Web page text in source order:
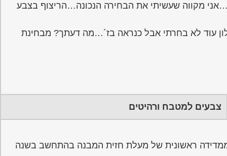
מקווה שעשיתי את הבחירה הנכונה…הריצוף בצבע
עוד לא בחרתי אבל כנראה בז´…מה דעתך? מבחינת
צבעים למטבח ורהיטים
ראשונית של מעלת חזית המבנה בהתחשב בשנה